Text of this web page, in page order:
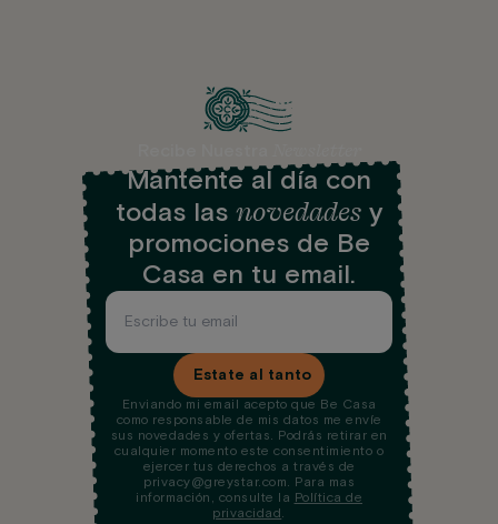
Mantente al día con
todas las novedades y
promociones de Be
Casa en tu email.
Estate al tanto
Enviando mi email acepto que Be Casa
como responsable de mis datos me envíe
sus novedades y ofertas. Podrás retirar en
cualquier momento este consentimiento o
ejercer tus derechos a través de
privacy@greystar.com. Para mas
información, consulte la Política de
privacidad.